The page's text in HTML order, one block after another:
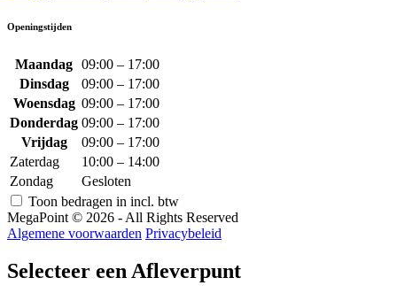
Openingstijden
Maandag 09:00 – 17:00
Dinsdag
09:00 – 17:00
Woensdag 09:00 – 17:00
Donderdag 09:00 – 17:00
Vrijdag
09:00 – 17:00
Zaterdag
10:00 – 14:00
Zondag
Gesloten
Toon bedragen in incl. btw
MegaPoint © 2026 - All Rights Reserved
Algemene voorwaarden Privacybeleid
Selecteer een Afleverpunt